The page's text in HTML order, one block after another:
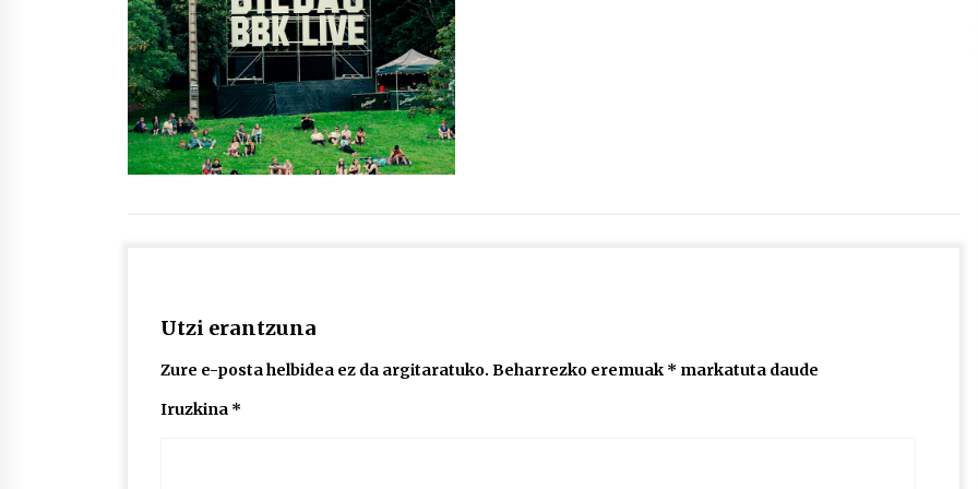
protagonista
2026/07/16
POTTO: San Pedro jaietako bertso-
saioa
2026/07/09
Utzi erantzuna
Zure e-posta helbidea ez da argitaratuko. Beharrezko eremuak * markatuta daude
Iruzkina *